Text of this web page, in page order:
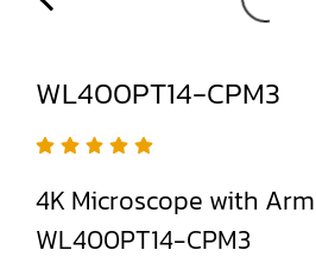
WL400PT14-CPM3
4K Microscope with
WL400PT14-CPM3